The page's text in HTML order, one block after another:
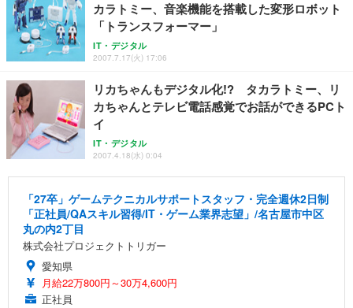
カラトミー、音楽機能を搭載した変形ロボット
「トランスフォーマー」
IT・デジタル
2007.7.17(火) 17:06
リカちゃんもデジタル化!? タカラトミー、リ
カちゃんとテレビ電話感覚でお話ができるPCト
イ
IT・デジタル
2007.4.18(水) 0:04
「27卒」ゲームテクニカルサポートスタッフ・完全週休2日制
「正社員/QAスキル習得/IT・ゲーム業界志望」/名古屋市中区
丸の内2丁目
株式会社プロジェクトトリガー
愛知県
月給22万800円～30万4,600円
正社員